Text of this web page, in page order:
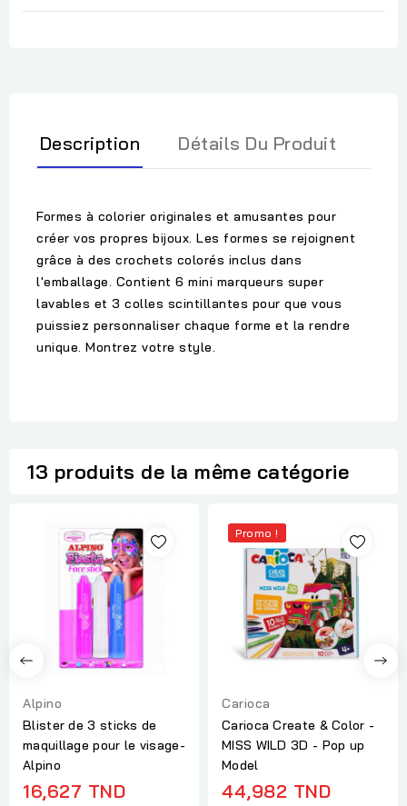
Description Détails Du Produit
Formes à colorier originales et amusantes pour
créer vos propres bijoux. Les formes se rejoignent
grâce à des crochets colorés inclus dans
l'emballage. Contient 6 mini marqueurs super
lavables et 3 colles scintillantes pour que vous
puissiez personnaliser chaque forme et la rendre
unique. Montrez votre style.
13 produits de la même catégorie
Alpino
Blister de 3 sticks de
maquillage pour le visage-
Alpino
16,627 TND
Promo !
Carioca
Carioca Create & Color -
MISS WILD 3D - Pop up
Model
44,982 TND